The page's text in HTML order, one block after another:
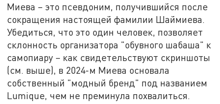
Миева – это псевдоним, получившийся после
сокращения настоящей фамилии Шаймиева.
Убедиться, что это один человек, позволяет
склонность организатора "обувного шабаша" к
самопиару – как свидетельствуют скриншоты
(см. выше), в 2024-м Миева основала
собственный "модный бренд" под названием
Lumique, чем не преминула похвалиться.